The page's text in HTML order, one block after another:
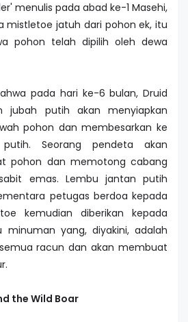
menulis pada abad ke-1 Masehi,
mistletoe jatuh dari pohon ek, itu
pohon telah dipilih oleh dewa
pada hari ke-6 bulan, Druid
jubah putih akan menyiapkan
pohon dan membesarkan ke
Seorang pendeta akan
pohon dan memotong cabang
emas. Lembu jantan putih
petugas berdoa kepada
kemudian diberikan kepada
minuman yang, diyakini, adalah
racun dan akan membuat
the Wild Boar